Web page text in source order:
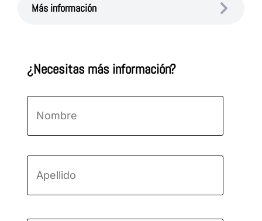
Más información
¿Necesitas más información?